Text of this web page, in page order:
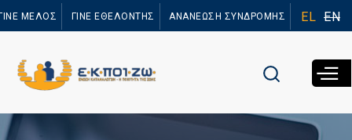
προς το
ΜΕΛΟΣ ΓΙΝΕ ΕΘΕΛΟΝΤΗΣ ΑΝΑΝΕΩΣΗ ΣΥΝΔΡΟΜΗΣ EL EN